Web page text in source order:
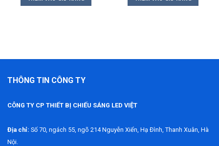
425.000 ₫.
276.250 ₫.
430.000 ₫.
THÔNG TIN CÔNG TY
CÔNG TY CP THIẾT BỊ CHIẾU SÁNG LED VIỆT
Địa chỉ: Số 70, ngách 55, ngõ 214 Nguyễn Xiển, Hạ Đình, Thanh Xuân, Hà
Nội.